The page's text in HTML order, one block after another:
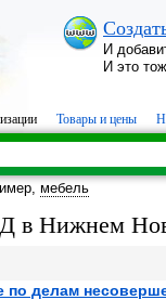
И
И это
Товары и цены
мебель
в Нижнем
по делам